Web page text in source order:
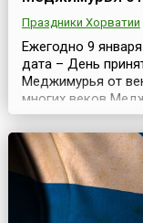
Праздники Хорватии
Ежегодно 9
дата – День
Меджимурья от
многих веков
частью Венгрии,
на историю и
называют
треугольник в
маленька...